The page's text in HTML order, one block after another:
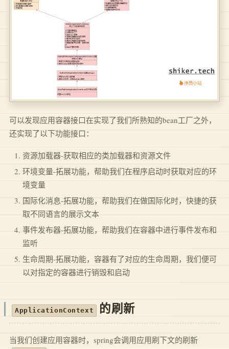
可以发现应用容器接口在实现了我们所熟知的bean工厂之外，
还实现了以下功能接口：
资源加载器-获取相应的类加载器和资源文件
环境变量-拓展功能，帮助我们在程序启动时获取对应的环
境变量
国际化消息-拓展功能，帮助我们在做国际化时，快捷的获
取不同语言的展示文本
事件发布器-拓展功能，帮助我们在容器中进行事件发布和
监听
生命周期-拓展功能，容器有了对应的生命周期，我们便可
以对指定的容器进行销毁和启动
ApplicationContext 的刷新
当我们创建应用容器时，spring会调用应用刷下文的刷新